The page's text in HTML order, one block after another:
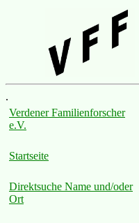
.
Verdener Familienforscher
e.V.
Startseite
Direktsuche Name und/oder
Ort